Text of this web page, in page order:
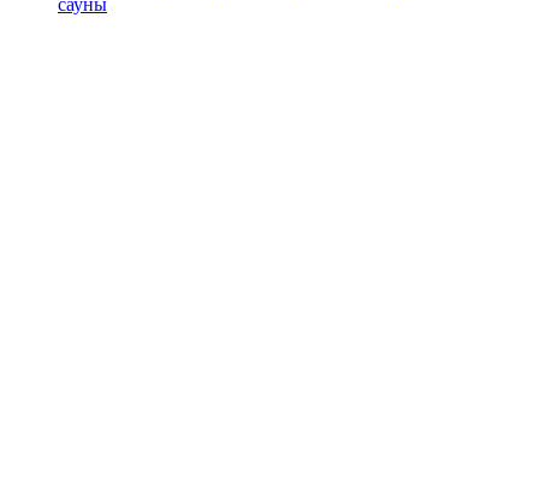
сауны